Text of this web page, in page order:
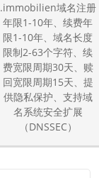
.immobilien域名注册
年限1-10年、续费年
限1-10年、域名长度
限制2-63个字符、续
费宽限周期30天、赎
回宽限周期15天、提
供隐私保护、支持域
名系统安全扩展
（DNSSEC）